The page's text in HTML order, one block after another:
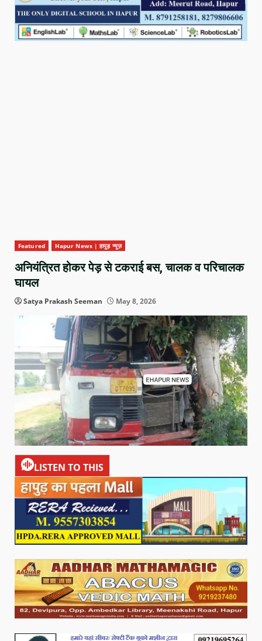
Featured Hapur News | हापुड़ न्यूज़
अनियंत्रित होकर पेड़ से टकराई बस, चालक व परिचालक
घायल
Satya Prakash Seeman May 8, 2026
LISTEN TO THIS